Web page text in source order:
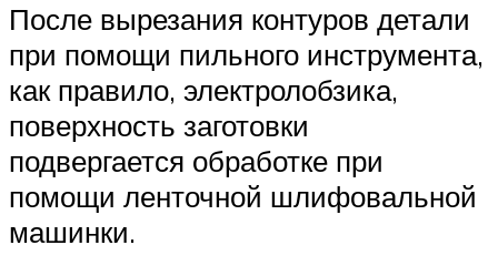
После вырезания контуров детали
при помощи пильного инструмента,
как правило, электролобзика,
поверхность заготовки
подвергается обработке при
помощи ленточной шлифовальной
машинки.